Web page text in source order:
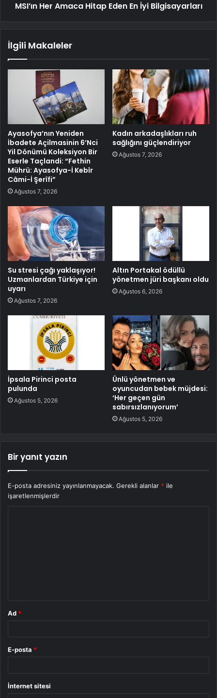
MSI’ın Her Amaca Hitap Eden En İyi Bilgisayarları
İlgili Makaleler
Ayasofya’nın Yeniden
İbadete Açilmasinin 6’Nci
Yil Dönümü Koleksiyon Bir
Eserle Taçlandi: “Fethin
Mührü: Ayasofya-İ Kebîr
Câmi-İ Şerîfi”
Ağustos 7, 2026
Kadın arkadaşlıkları ruh
sağlığını güçlendiriyor
Ağustos 7, 2026
Su stresi çağı yaklaşıyor!
Uzmanlardan Türkiye için
uyarı
Ağustos 7, 2026
Altın Portakal ödüllü
yönetmen jüri başkanı oldu
Ağustos 6, 2026
İpsala Pirinci posta
pulunda
Ağustos 5, 2026
Ünlü yönetmen ve
oyuncudan bebek müjdesi:
‘Her geçen gün
sabırsızlanıyorum’
Ağustos 5, 2026
Bir yanıt yazın
E-posta adresiniz yayınlanmayacak. Gerekli alanlar * ile
işaretlenmişlerdir
Ad *
E-posta *
İnternet sitesi